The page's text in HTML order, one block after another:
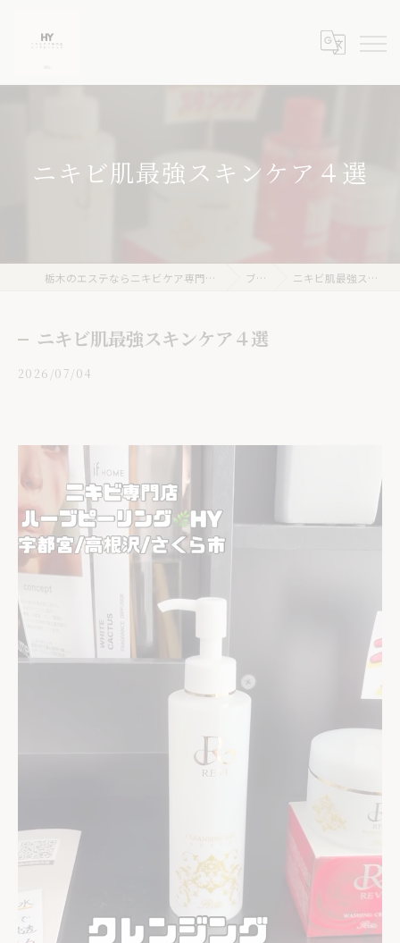
ニキビ肌最強スキンケア４選
栃木のエステならニキビケア専門店 ハーブピーリングHY ブログ ニキビ肌最強スキンケア４選
ニキビ肌最強スキンケア４選
2026/07/04